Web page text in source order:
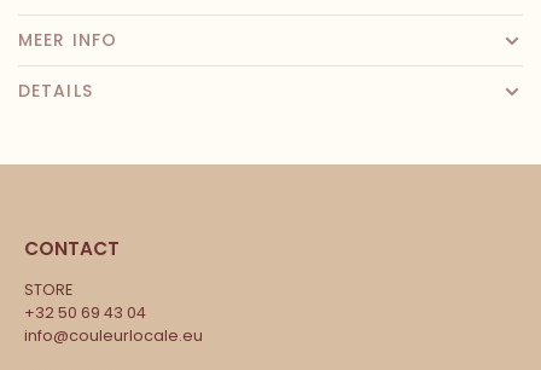
MEER INFO
DETAILS
CONTACT
STORE
+32 50 69 43 04
info@couleurlocale.eu